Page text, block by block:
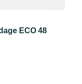
ECO 48